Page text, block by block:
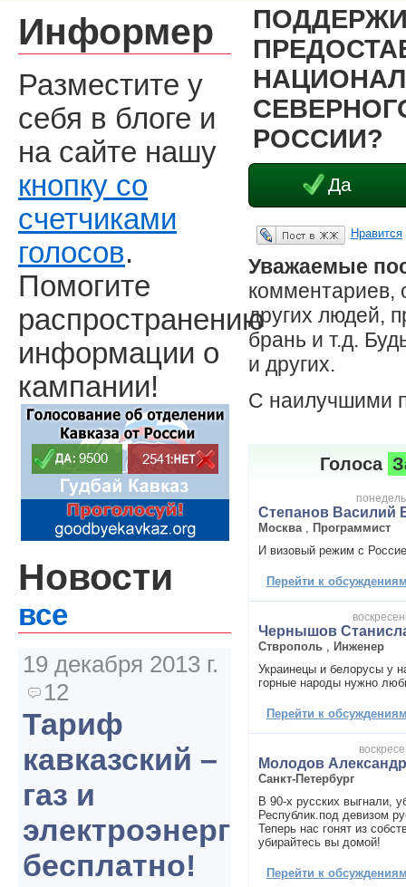
РОССИИ?
Да
Опубликовать в ЖЖ Нравится
Уважаемые
комментариев,
других людей,
брань и т.д.
и других.
С наилучшими
Голоса
Степанов Василий
Москва
Программист
И визовый режим с
Перейти к
Чернышов
Стврополь
Инженер
Украинецы и белорусы у
горные народы нужно
Перейти к
Молодов
Санкт-Петербург
В 90-х русских выгнали,
Республик.под девизом
Теперь нас гонят из
убирайтесь вы домой!
Перейти к
Информер
Разместите у
себя в блоге и
на сайте нашу
кнопку со
счетчиками
голосов.
Помогите
распространению
информации о
кампании!
Новости
все
19 декабря 2013 г.
12
Тариф
кавказский –
газ и
электроэнергия
бесплатно!